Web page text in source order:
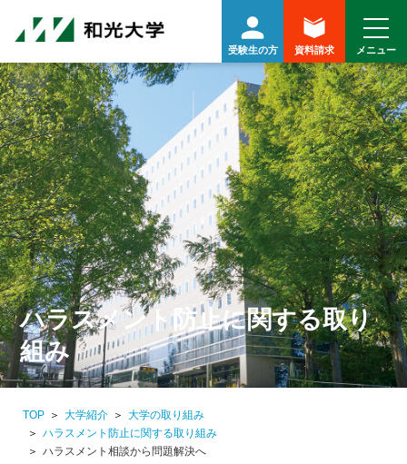
受験生の方 資料請求
ハラスメント防止に関する取り
組み
TOP 大学紹介
大学の取り組み
ハラスメント防止に関する取り組み
ハラスメント相談から問題解決へ